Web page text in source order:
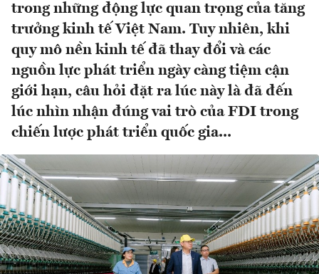
trong những động lực quan trọng của tăng
trưởng kinh tế Việt Nam. Tuy nhiên, khi
quy mô nền kinh tế đã thay đổi và các
nguồn lực phát triển ngày càng tiệm cận
giới hạn, câu hỏi đặt ra lúc này là đã đến
lúc nhìn nhận đúng vai trò của FDI trong
chiến lược phát triển quốc gia...